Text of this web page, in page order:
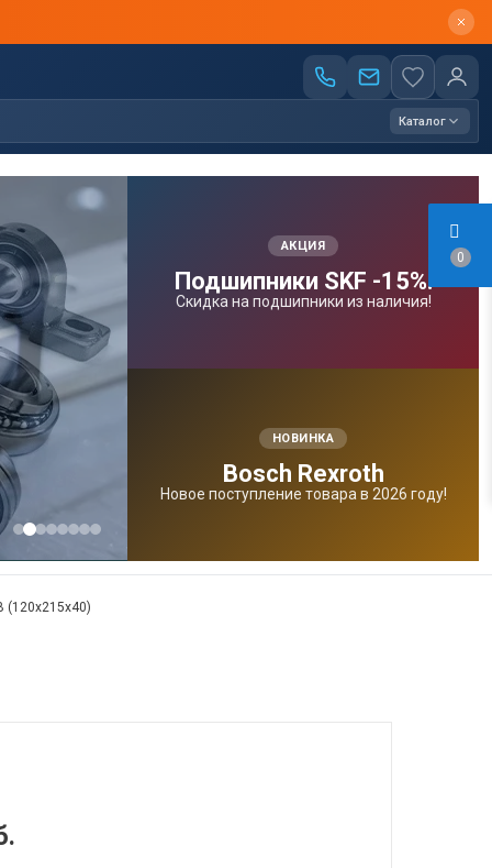
0
Каталог
АКЦИЯ
Подшипники SKF -15%!
Скидка на подшипники из наличия!
НОВИНКА
Bosсh Rexroth
Новое поступление товара в 2026 году!
(120x215x40)